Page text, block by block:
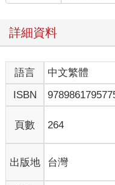
吧？」
人選了。」
「像海狸一樣忠心耿耿，
垂尼安說。他本來想說「
眼睛定定地注視著他，便
「那我們現在要開往哪裡
「啊，」賈思潘說，「這
我那個篡位的叔叔米拉茲
的王位），竟把他們派去
「是的，我記得，」露西
「不錯，因此在我加冕那
納尼亞建立太平盛世，便
這些朋友，萬一他們已經
詳細資料
語言 中文繁體
ISBN
頁數 264
出版地 台灣